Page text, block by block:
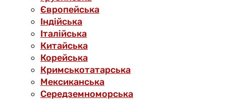
Європейська
Індійська
Італійська
Китайська
Корейська
Кримськотатарська
Мексиканська
Середземноморська